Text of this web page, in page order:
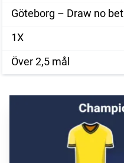
Göteborg – Draw no bet
1X
Över 2,5 mål